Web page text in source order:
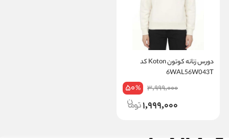
دورس زنانه کوتون Koton کد
6WAL56W043T
3,999,000
50%
1,999,000